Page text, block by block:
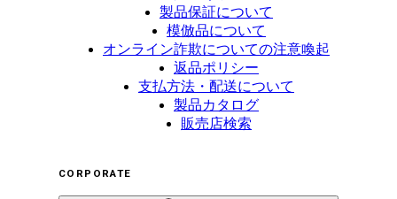
製品保証について
模倣品について
オンライン詐欺についての注意喚起
返品ポリシー
支払方法・配送について
製品カタログ
販売店検索
CORPORATE